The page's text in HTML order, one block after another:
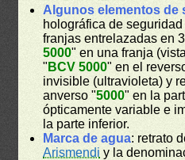
Algunos elementos de
holográfica de
franjas entrelazadas en
5000" en una franja
" BCV 5000" en el
invisible (ultravioleta) y
anverso "5000" en la
ópticamente variable e
la parte inferior.
Marca de agua: retrato
Arismendi y la